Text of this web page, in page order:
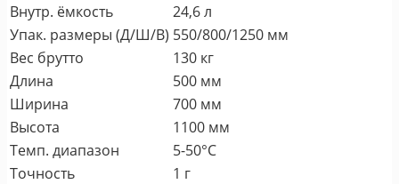
Внутр. ёмкость
24,6 л
Упак. размеры (Д/Ш/В) 550/800/1250 мм
Вес брутто
130 кг
Длина
500 мм
Ширина
700 мм
Высота
1100 мм
Темп. диапазон
5-50°C
Точность
1 г